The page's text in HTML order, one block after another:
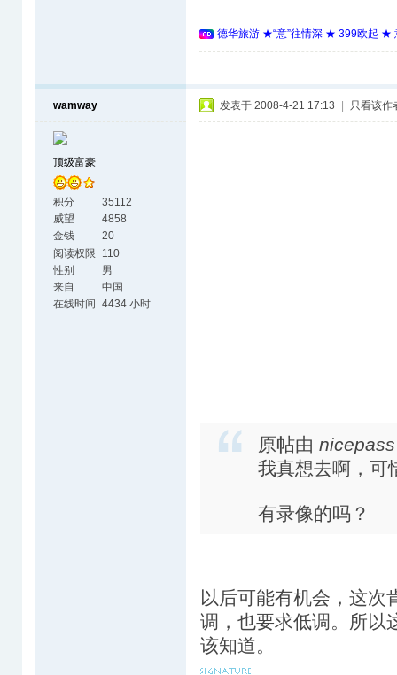
德华旅游 ★“意”往情深 ★ 399欧起 ★
wamway
顶级富豪
积分
35112
威望
4858
金钱
20
阅读权限
110
性别
男
来自
中国
在线时间
4434 小时
发表于 2008-4-21 17:13 只看该作
原帖由 nicepass
我真想去啊，可
有录像的吗？
以后可能有机会，这次
调，也要求低调。所以
该知道。